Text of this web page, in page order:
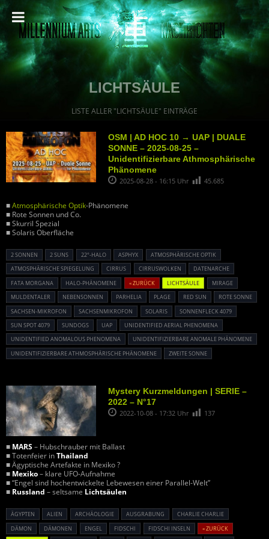
LICHTSÄULE
LISTE ALLER "LICHTSÄULE" EINTRÄGE
OSM | AD HOC 10 → UAP | DUALE
SONNE – 2025-08-25 –
Unidentifizierbare Athmosphärische
Phänomene
2025-08-28 - 16:15 Uhr 45.685
■Atmosphärische Optik-Phänomene
■ Rote Sonnen und Co.
■ Skurril Spezial
■ Solaris Oberfläche
2 SONNEN 2 SUNS 22°-HALO ASPHYX
ATMOSPHÄRISCHE OPTIK
ATMOSPHÄRISCHE SPIEGELUNG
CIRRUS CIRRUSWOLKEN
DATENARCHE
FATA MORGANA
HALO-PHÄNOMENE « ZURÜCK LICHTSÄULE
MIRAGE
MULDENTALER
NEBENSONNEN PARHELIA PLAGE RED SUN
ROTE SONNE
SACHSEN-MIKROFON
SACHSENMIKROFON SOLARIS
SONNENFLECK 4079
SUN SPOT 4079
SUNDOGS UAP
UNIDENTIFIED AERIAL PHENOMENA
UNIDENTIFIED ANOMALOUS PHENOMENA
UNIDENTIFIZIERBARE ANOMALE PHÄNOMENE
UNIDENTIFIZIERBARE ATHMOSPHÄRISCHE PHÄNOMENE
ZWEITE SONNE
Mystery Kurzmeldungen | SERIE –
2022 – N°17
2022-10-08 - 17:32 Uhr 137
■ MARS– Hubschrauber mit Ballast
■ Totenfeier inThailand
■ Ägyptische Artefakte in Mexiko ?
■ Mexiko– klare UFO-Aufnahme
■ “Engel sind hochentwickelte Lebewesen einer Parallel-Welt”
■ Russland – seltsame Lichtsäulen
ÄGYPTEN ALIEN ARCHÄOLOGIE AUSGRABUNG
CHARLIE CHARLIE
DÄMON
DÄMONEN ENGEL FIDSCHI FIDSCHI INSELN
« ZURÜCK